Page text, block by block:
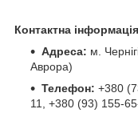
Контактна
Адреса: м.
Аврора)
Телефон: +380
11, +380 (93) 155-